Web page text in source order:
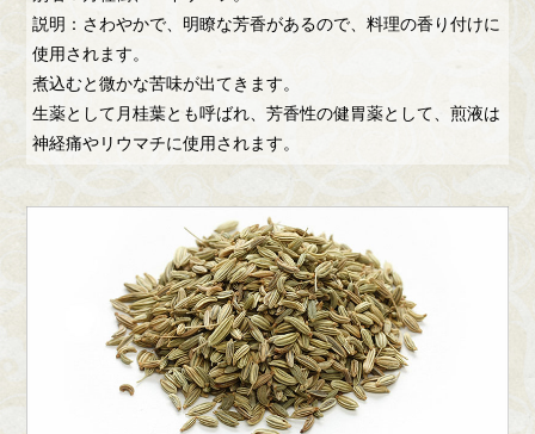
説明：さわやかで、明瞭な芳香があるので、料理の香り付けに
使用されます。
煮込むと微かな苦味が出てきます。
生薬として月桂葉とも呼ばれ、芳香性の健胃薬として、煎液は
神経痛やリウマチに使用されます。